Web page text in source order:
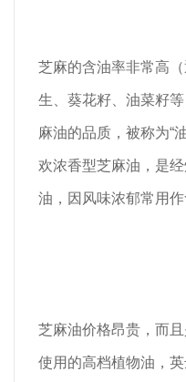
芝麻的含油率非常高
生、葵花籽、油菜籽
麻油的品质，被称为“
欢浓香型芝麻油，是
油，因风味浓郁常用作
芝麻油价格昂贵，而
使用的高档植物油，